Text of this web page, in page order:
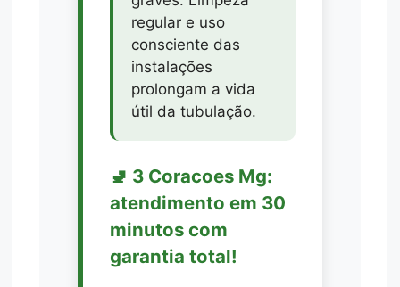
regular e uso
consciente das
instalações
prolongam a vida
útil da tubulação.
🚽 3 Coracoes Mg:
atendimento em 30
minutos com
garantia total!